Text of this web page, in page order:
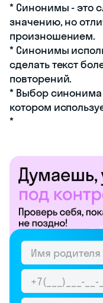
* Синонимы - это
значению, но
произношением.
* Синонимы
сделать текст
повторений.
* Выбор синонима
котором
*